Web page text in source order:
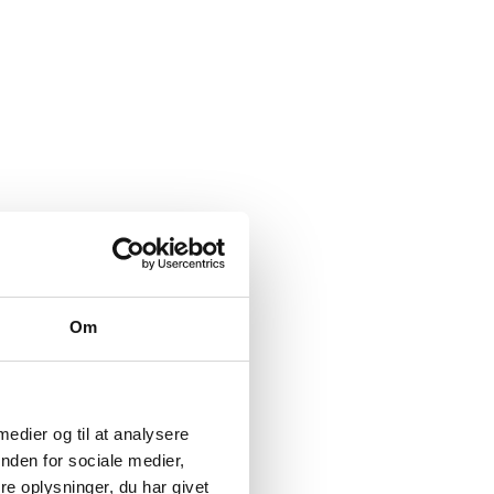
Om
og til at analysere
for sociale medier,
oplysninger, du har givet